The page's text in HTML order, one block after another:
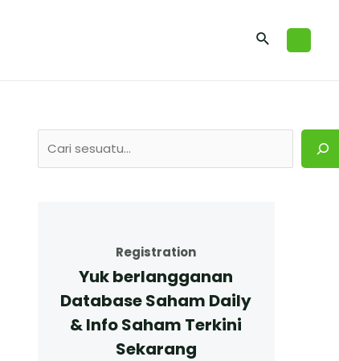
Registration
Yuk berlangganan
Database Saham Daily
& Info Saham Terkini
Sekarang